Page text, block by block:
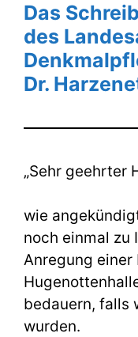
Das
des
Dr.
„Sehr geehrter
wie
noch einmal zu
Anregung
bedauern, falls
wurden.